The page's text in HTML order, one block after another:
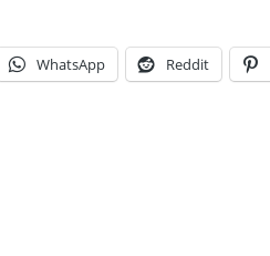
WhatsApp Reddit